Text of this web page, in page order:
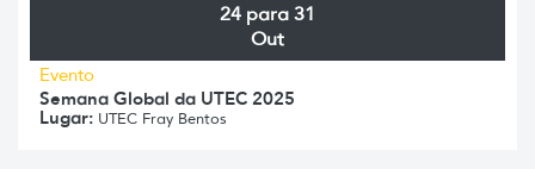
24 para 31
Out
Evento
Semana Global da UTEC 2025
Lugar: UTEC Fray Bentos